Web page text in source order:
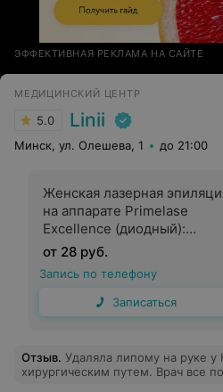
ЭФФЕКТИВНАЯ РЕКЛАМА НА САЙТЕ
МЕДИЦИНСКИЙ ЦЕНТР
5.0 Linii
Минск, ул. Олешева, 1 до 21:00
Женская лазерная
на аппарате Primelase
Excellence (диодный):
носогубной треугольник
от 28 руб.
Запись по телефону
Записаться
Отзыв. Удаляла липому на руке у
хирургическим путем. Врач все